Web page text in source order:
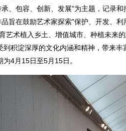
、包容、创新、发展"为主题，记录
旨在鼓励艺术家探索"保护、开发、
艺术植入乡土、增值城市、种植未来
到积淀深厚的文化内涵和精神，带来丰
4月15日至5月15日。